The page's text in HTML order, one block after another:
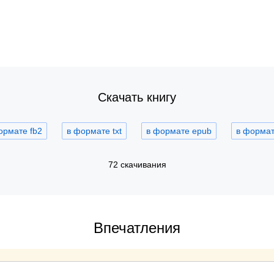
Скачать книгу
fb2 в формате txt в формате epub в
72 скачивания
Впечатления